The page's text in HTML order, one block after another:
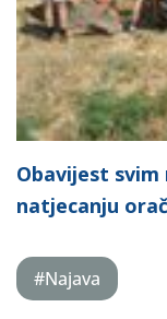
Obavijest
natjecanju
#Najava